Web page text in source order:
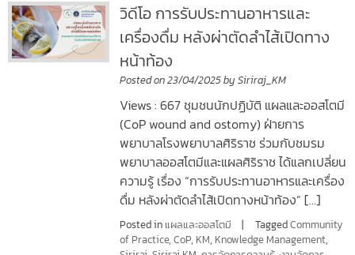
วิดีโอ การรับประทานอาหารและ
เครื่องดื่ม หลังผ่าตัดลำไส้เปิดทาง
หน้าท้อง
Posted on23/04/2025bySiriraj_KM
Views : 667 ชุมชนนักปฏิบัติ แผลและออสโตมี
(CoP wound and ostomy) ฝ่ายการ
พยาบาลโรงพยาบาลศิริราช ร่วมกับชมรม
พยาบาลออสโตมีและแผลศิริราช ได้แลกเปลี่ยน
ความรู้ เรื่อง “การรับประทานอาหารและเครื่อง
ดื่ม หลังผ่าตัดลำไส้เปิดทางหน้าท้อง” […]
Posted in แผลและออสโตมี TaggedCommunity
of Practice,CoP, KM, Knowledge Management,